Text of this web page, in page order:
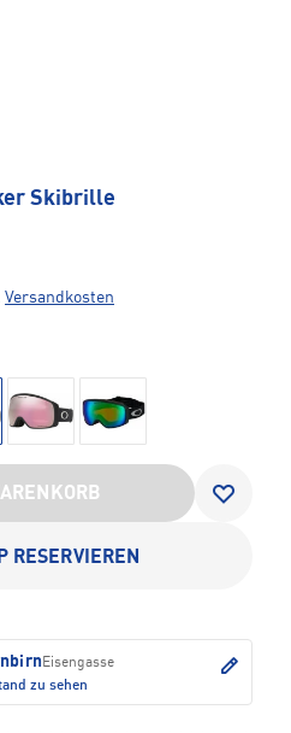
Skibrille
Versandkosten
RESERVIEREN
Eisengasse
zu sehen